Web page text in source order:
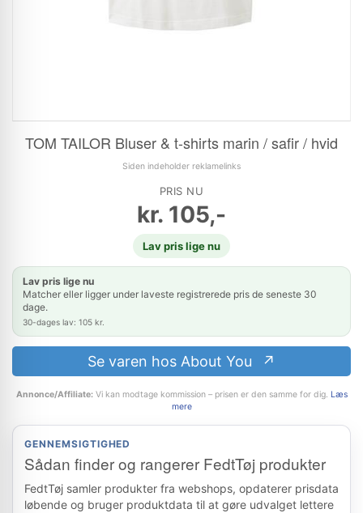
TOM TAILOR Bluser & t-shirts marin / safir / hvid
Siden indeholder reklamelinks
PRIS NU
kr. 105,-
Lav pris lige nu
Lav pris lige nu
Matcher eller ligger under laveste registrerede pris de seneste 30
dage.
30-dages lav: 105 kr.
Se varen hos About You
Annonce/Affiliate:Vi kan modtage kommission – prisen er den samme for dig. Læs
mere
GENNEMSIGTIGHED
Sådan finder og rangerer FedtTøj produkter
FedtTøj samler produkter fra webshops, opdaterer prisdata
løbende og bruger produktdata til at gøre udvalget lettere